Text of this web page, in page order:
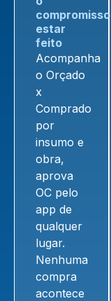
compromisso
estar
feito
Acompanha
o Orçado
x
Comprado
por
insumo e
obra,
aprova
OC pelo
app de
qualquer
lugar.
Nenhuma
compra
acontece